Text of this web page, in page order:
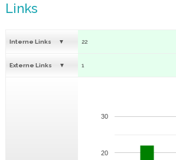
Links
Interne Links 22
Externe Links 1
20
30